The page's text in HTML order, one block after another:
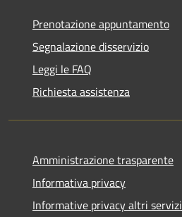
Prenotazione appuntamento
Segnalazione disservizio
Leggi le FAQ
Richiesta assistenza
Amministrazione trasparente
Informativa privacy
Informative privacy altri servizi